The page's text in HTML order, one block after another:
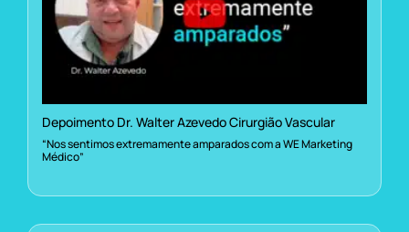
Depoimento Dr. Walter Azevedo Cirurgião Vascular
“Nos sentimos extremamente amparados com a WE Marketing
Médico”